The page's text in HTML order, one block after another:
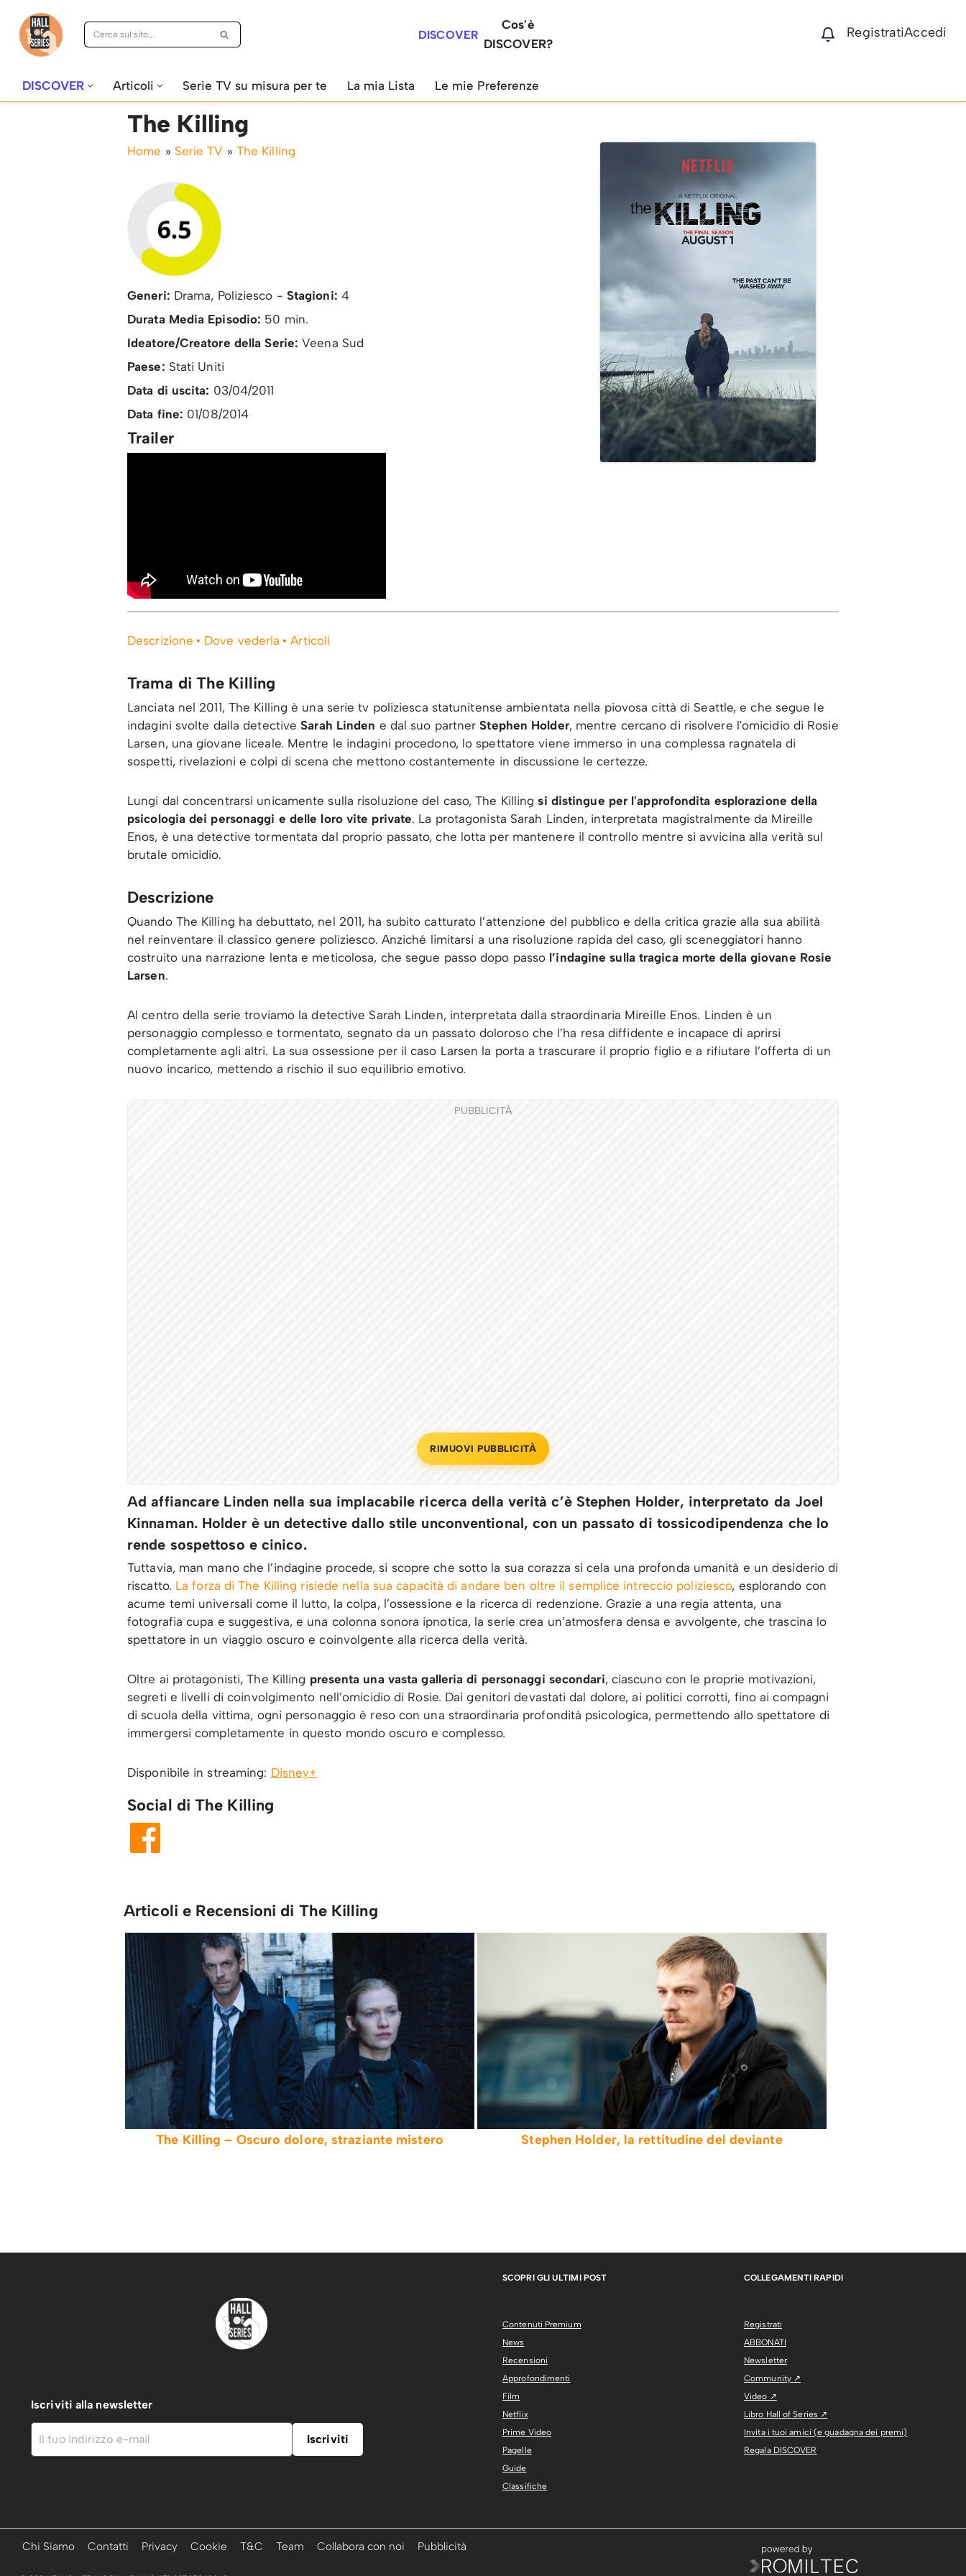
Vai
DISCOVER
Cos'è
DISCOVER?
RegistratiAccedi
DISCOVER Articoli Serie TV su misura per te La mia Lista Le mie Preferenze
The Killing
Home » Serie TV » The Killing
Generi: Drama, Poliziesco - Stagioni: 4
Durata Media Episodio: 50 min.
Ideatore/Creatore della Serie: Veena Sud
Paese: Stati Uniti
Data di uscita: 03/04/2011
Data fine: 01/08/2014
Trailer
Descrizione Dove vederla Articoli
Trama di The Killing
Lanciata nel 2011, The Killing è una serie tv poliziesca statunitense ambientata nella piovosa città di Seattle, e che segue le
indagini svolte dalla detective Sarah Linden e dal suo partner Stephen Holder, mentre cercano di risolvere l'omicidio di Rosie
Larsen, una giovane liceale. Mentre le indagini procedono, lo spettatore viene immerso in una complessa ragnatela di
sospetti, rivelazioni e colpi di scena che mettono costantemente in discussione le certezze.
Lungi dal concentrarsi unicamente sulla risoluzione del caso, The Killingsi distingue per l'approfondita esplorazione della
psicologia dei personaggi e delle loro vite private. La protagonista Sarah Linden, interpretata magistralmente da Mireille
Enos, è una detective tormentata dal proprio passato, che lotta per mantenere il controllo mentre si avvicina alla verità sul
brutale omicidio.
Descrizione
Quando The Killing ha debuttato, nel 2011, ha subito catturato l’attenzione del pubblico e della critica grazie alla sua abilità
nel reinventare il classico genere poliziesco. Anziché limitarsi a una risoluzione rapida del caso, gli sceneggiatori hanno
costruito una narrazione lenta e meticolosa, che segue passo dopo passo l’indagine sulla tragica morte della giovane Rosie
Larsen.
Al centro della serie troviamo la detective Sarah Linden, interpretata dalla straordinaria Mireille Enos. Linden è un
personaggio complesso e tormentato, segnato da un passato doloroso che l’ha resa diffidente e incapace di aprirsi
completamente agli altri. La sua ossessione per il caso Larsen la porta a trascurare il proprio figlio e a rifiutare l’offerta di un
nuovo incarico, mettendo a rischio il suo equilibrio emotivo.
PUBBLICITÀ
RIMUOVI PUBBLICITÀ
Ad affiancare Linden nella sua implacabile ricerca della verità c’è Stephen Holder, interpretato da Joel
Kinnaman. Holder è un detective dallo stile unconventional, con un passato di tossicodipendenza che lo
rende sospettoso e cinico.
Tuttavia, man mano che l’indagine procede, si scopre che sotto la sua corazza si cela una profonda umanità e un desiderio di
riscatto. La forza di The Killing risiede nella sua capacità di andare ben oltre il semplice intreccio poliziesco, esplorando con
acume temi universali come il lutto, la colpa, l’ossessione e la ricerca di redenzione. Grazie a una regia attenta, una
fotografia cupa e suggestiva, e una colonna sonora ipnotica, la serie crea un’atmosfera densa e avvolgente, che trascina lo
spettatore in un viaggio oscuro e coinvolgente alla ricerca della verità.
Oltre ai protagonisti, The Killing presenta una vasta galleria di personaggi secondari, ciascuno con le proprie motivazioni,
segreti e livelli di coinvolgimento nell’omicidio di Rosie. Dai genitori devastati dal dolore, ai politici corrotti, fino ai compagni
di scuola della vittima, ogni personaggio è reso con una straordinaria profondità psicologica, permettendo allo spettatore di
immergersi completamente in questo mondo oscuro e complesso.
Disponibile in streaming: Disney+
Social di The Killing
Articoli e Recensioni di The Killing
The Killing – Oscuro dolore, straziante mistero Stephen Holder, la rettitudine del deviante
Iscriviti alla newsletter
SCOPRI GLI ULTIMI POST
Contenuti Premium
News
Recensioni
Approfondimenti
Film
Netflix
Prime Video
Pagelle
Guide
Classifiche
COLLEGAMENTI RAPIDI
Registrati
ABBONATI
Newsletter
Community ↗
Video ↗
Libro Hall of Series ↗
Invita i tuoi amici (e guadagna dei premi)
Regala DISCOVER
Chi Siamo Contatti Privacy Cookie T&C Team Collabora con noi Pubblicità